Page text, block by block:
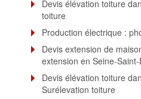
Devis élévation toiture
toiture
Production électrique :
Devis extension de
extension en Seine-
Devis élévation toiture
Surélevation toiture